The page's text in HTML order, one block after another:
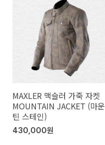
MAXLER 맥슬러 가죽 자켓
MOUNTAIN JACKET (마운
틴 스테인)
430,000원